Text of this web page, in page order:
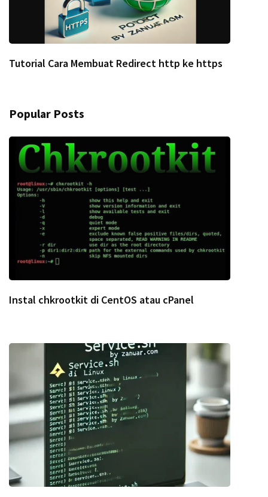
Tutorial Cara Membuat Redirect http ke https
Popular Posts
Instal chkrootkit di CentOS atau cPanel